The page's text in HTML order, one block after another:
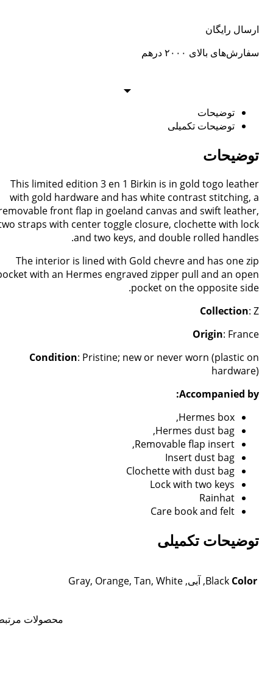
ارسال رایگان
سفارش‌های بالای ۲۰۰۰ درهم
توضیحات
توضیحات تکمیلی
توضیحات
This limited edition 3 en 1 Birkin is in gold togo leather
with gold hardware and has white contrast stitching, a
front flap in goeland canvas and swift leather,
straps with center toggle closure, clochette with lock
and two keys, and double rolled handles.
The interior is lined with Gold chevre and has one zip
with an Hermes engraved zipper pull and an open
pocket on the opposite side.
Collection: Z
Origin: France
Condition: Pristine; new or never worn (plastic on
hardware)
Accompanied by:
Hermes box,
Hermes dust bag,
Removable flap insert,
Insert dust bag
Clochette with dust bag
Lock with two keys
Rainhat
Care book and felt
توضیحات تکمیلی
Color Black, آبی, Gray, Orange, Tan, White
محصولات